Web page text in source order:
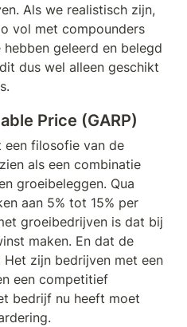
Als we realistisch zijn,
vol met compounders
geleerd en belegd
dus wel alleen geschikt
Price (GARP)
een filosofie van de
als een combinatie
groeibeleggen. Qua
aan 5% tot 15% per
groeibedrijven is dat bij
maken. En dat de
zijn bedrijven met een
een competitief
bedrijf nu heeft moet